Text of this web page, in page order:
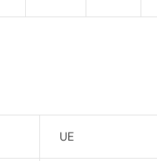
UE